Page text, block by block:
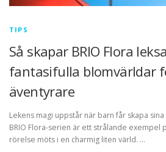
TIPS
Så skapar BRIO Flora
fantasifulla blomvärldar
äventyrare
Lekens magi uppstår när barn får skapa
BRIO Flora-serien är ett strålande exempel
rörelse möts i en charmig liten värld. …